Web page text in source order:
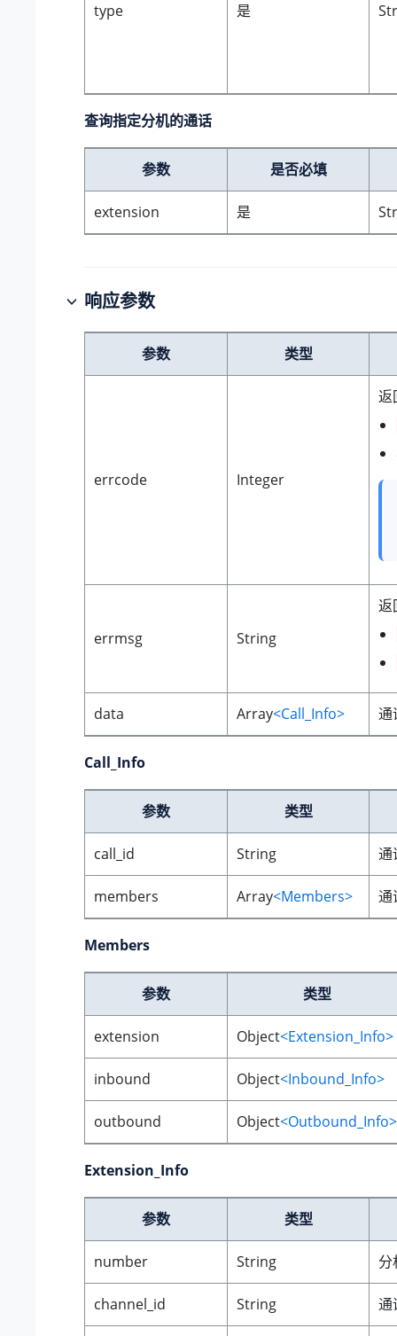
type 是
查询指定分机的通话
参数 是否必填
extension 是
响应参数
参数 类型
errcode Integer
返
errmsg String
返
data Array<Call_Info> 通
Call_Info
参数 类型
call_id String 通
members Array<Members> 通
Members
参数 类型
extension Object<Extension_Info>
inbound Object<Inbound_Info>
outbound Object<Outbound_Info>
Extension_Info
参数 类型
number String 分
channel_id String 通